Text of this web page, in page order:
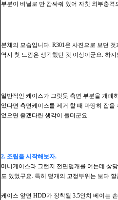
부분이 비닐로 만 감싸줘 있어 자칫 외부충
본체의 모습입니다. R301은 사진으로 보던 것
역시 첫 느낌은 생각했던 것 이상이군요. 하지
일반적인 케이스가 그럿듯 측면 부분을 개폐
있다면 측면케이스를 제거 할 때 마땅히 잡
었으면 좋겠다란 생각이 들더군요.
<이 사진은 3r시
2. 조립을 시작해보자.
미니케이스라 그런지 전면덮개를 여는데 상
도 있었구요. 특히 덮개의 고정부위는 보다
케이스 앞면 HDD가 장착될 3.5인치 베이는